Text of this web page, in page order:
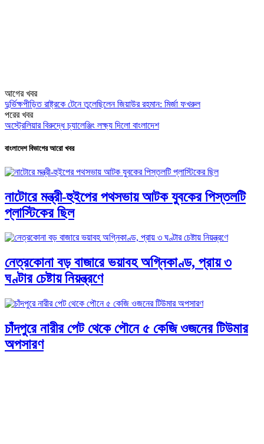
আগের খবর
দুর্ভিক্ষপীড়িত রাষ্ট্রকে টেনে তুলেছিলেন জিয়াউর রহমান: মির্জা ফখরুল
পরের খবর
অস্ট্রেলিয়ার বিরুদ্ধে চ্যালেঞ্জিং লক্ষ্য দিলো বাংলাদেশ
বাংলাদেশ বিভাগের আরো খবর
নাটোরে মন্ত্রী-হুইপের পথসভায় আটক যুবকের পিস্তলটি
প্লাস্টিকের ছিল
নেত্রকোনা বড় বাজারে ভয়াবহ অগ্নিকাণ্ড, প্রায় ৩
ঘণ্টার চেষ্টায় নিয়ন্ত্রণে
চাঁদপুরে নারীর পেট থেকে পৌনে ৫ কেজি ওজনের টিউমার
অপসারণ